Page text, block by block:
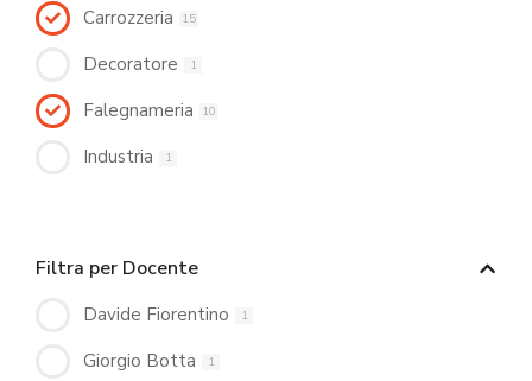
Carrozzeria 15
Decoratore 1
Falegnameria 10
Industria 1
Filtra per Docente
Davide Fiorentino 1
Giorgio Botta 1